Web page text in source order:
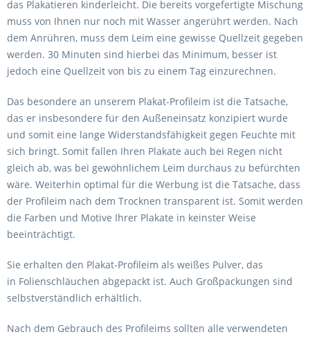
das Plakatieren kinderleicht. Die bereits vorgefertigte Mischung
muss von Ihnen nur noch mit Wasser angerührt werden. Nach
dem Anrühren, muss dem Leim eine gewisse Quellzeit gegeben
werden. 30 Minuten sind hierbei das Minimum, besser ist
jedoch eine Quellzeit von bis zu einem Tag einzurechnen.
Das besondere an unserem Plakat-Profileim ist die Tatsache,
das er insbesondere für den Außeneinsatz konzipiert wurde
und somit eine lange Widerstandsfähigkeit gegen Feuchte mit
sich bringt. Somit fallen Ihren Plakate auch bei Regen nicht
gleich ab, was bei gewöhnlichem Leim durchaus zu befürchten
wäre. Weiterhin optimal für die Werbung ist die Tatsache, dass
der Profileim nach dem Trocknen transparent ist. Somit werden
die Farben und Motive Ihrer Plakate in keinster Weise
beeinträchtigt.
Sie erhalten den Plakat-Profileim als weißes Pulver, das
in Folienschläuchen abgepackt ist. Auch Großpackungen sind
selbstverständlich erhältlich.
Nach dem Gebrauch des Profileims sollten alle verwendeten